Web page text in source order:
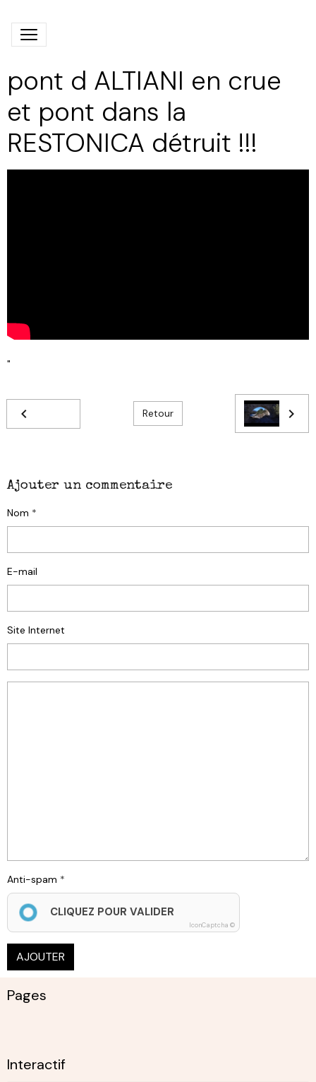
pont d ALTIANI en crue
et pont dans la
RESTONICA détruit !!!
"
Retour
Ajouter un commentaire
Nom
E-mail
Site Internet
Anti-spam
CLIQUEZ POUR VALIDER
IconCaptcha ©
AJOUTER
Pages
Interactif